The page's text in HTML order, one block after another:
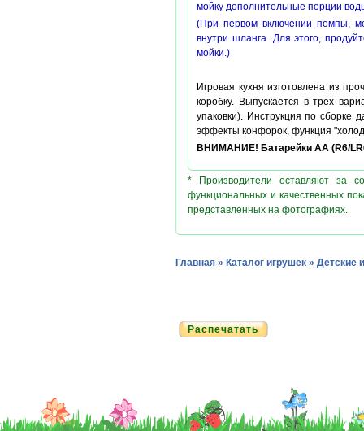
мойку дополнительные порции
(При первом включении помпы,
внутри шланга. Для этого,
мойки.)
Игровая кухня изготовлена из
коробку. Выпускается в трёх
упаковки). Инструкция по сборке
эффекты конфорок, функция
ВНИМАНИЕ! Батарейки АА (R6/
* Производители оставляют за
функциональных и качественных
представленных на фотографиях.
Главная » Каталог игрушек » Детские
Распечатать